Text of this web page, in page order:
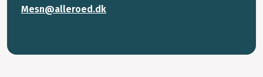
Mesn@alleroed.dk